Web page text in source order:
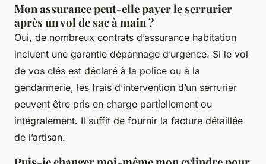
Mon assurance peut-elle payer le serrurier
après un vol de sac à main ?
Oui, de nombreux contrats d’assurance habitation
incluent une garantie dépannage d’urgence. Si le vol
de vos clés est déclaré à la police ou à la
gendarmerie, les frais d’intervention d’un serrurier
peuvent être pris en charge partiellement ou
intégralement. Il suffit de fournir la facture détaillée
de l’artisan.